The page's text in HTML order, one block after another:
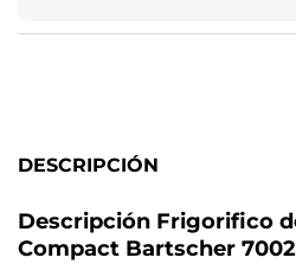
DESCRIPCIÓN
Descripción Frigorifico
Compact Bartscher